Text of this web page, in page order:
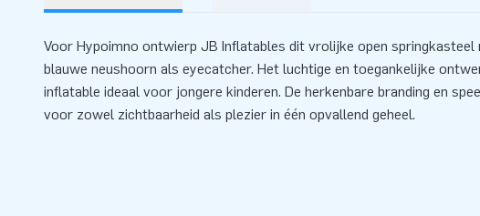
Voor Hypoimno ontwierp JB Inflatables dit vrolijke open springkasteel
blauwe neushoorn als eyecatcher. Het luchtige en toegankelijke
inflatable ideaal voor jongere kinderen. De herkenbare branding en
voor zowel zichtbaarheid als plezier in één opvallend geheel.